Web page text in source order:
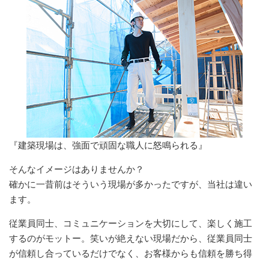
『建築現場は、強面で頑固な職人に怒鳴られる』
そんなイメージはありませんか？
確かに一昔前はそういう現場が多かったですが、当社は違い
ます。
従業員同士、コミュニケーションを大切にして、楽しく施工
するのがモットー。笑いが絶えない現場だから、従業員同士
が信頼し合っているだけでなく、お客様からも信頼を勝ち得